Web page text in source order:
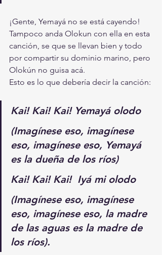
¡Gente, Yemayá no se está cayendo!
Tampoco anda Olokun con ella en esta
canción, se que se llevan bien y todo
por compartir su dominio marino, pero
Olokún no guisa acá.
Esto es lo que debería decir la canción:
Kai! Kai! Kai! Yemayá olodo
(Imagínese eso, imagínese
eso, imagínese eso, Yemayá
es la dueña de los ríos)
Kai! Kai! Kai!  Iyá mi olodo
(Imagínese eso, imagínese
eso, imagínese eso, la madre
de las aguas es la madre de
los ríos).